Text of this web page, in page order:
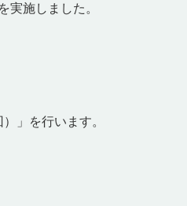
施しました。
」を行います。